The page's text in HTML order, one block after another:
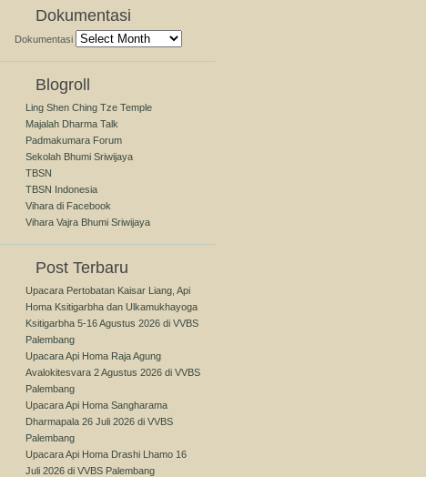
Dokumentasi
Dokumentasi
Blogroll
Ling Shen Ching Tze Temple
Majalah Dharma Talk
Padmakumara Forum
Sekolah Bhumi Sriwijaya
TBSN
TBSN Indonesia
Vihara di Facebook
Vihara Vajra Bhumi Sriwijaya
Post Terbaru
Upacara Pertobatan Kaisar Liang, Api
Homa Ksitigarbha dan Ulkamukhayoga
Ksitigarbha 5-16 Agustus 2026 di VVBS
Palembang
Upacara Api Homa Raja Agung
Avalokitesvara 2 Agustus 2026 di VVBS
Palembang
Upacara Api Homa Sangharama
Dharmapala 26 Juli 2026 di VVBS
Palembang
Upacara Api Homa Drashi Lhamo 16
Juli 2026 di VVBS Palembang